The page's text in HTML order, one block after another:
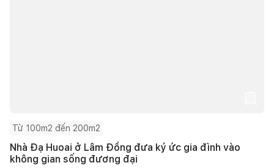
Từ 100m2 đến 200m2
Nhà Đạ Huoai ở Lâm Đồng đưa ký ức gia đình vào
không gian sống đương đại